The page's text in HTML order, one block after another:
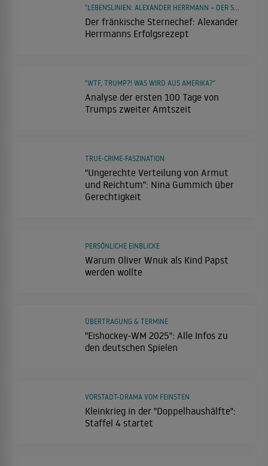
Der fränkische Sternechef: Alexander
Herrmanns Erfolgsrezept
Analyse der ersten 100 Tage von
Trumps zweiter Amtszeit
"WTF, TRUMP?! WAS WIRD AUS AMERIKA?"
"Ungerechte Verteilung von Armut
und Reichtum": Nina Gummich über
Gerechtigkeit
TRUE-CRIME-FASZINATION
Warum Oliver Wnuk als Kind Papst
werden wollte
PERSÖNLICHE EINBLICKE
"Eishockey-WM 2025": Alle Infos zu
den deutschen Spielen
ÜBERTRAGUNG & TERMINE
Kleinkrieg in der "Doppelhaushälfte":
Staffel 4 startet
VORSTADT-DRAMA VOM FEINSTEN